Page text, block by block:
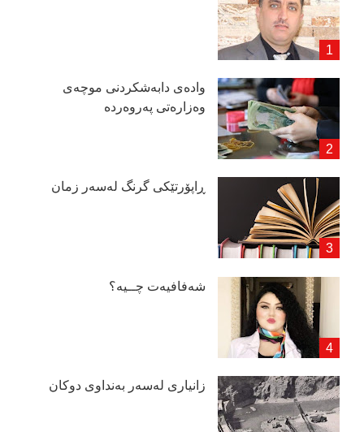
وادەی دابەشكردنی موچەی
وەزارەتی پەروەردە
ڕاپۆرتێكی گرنگ لەسەر زمان
شەفافیەت چــیە؟
زانیاری لەسەر بەنداوی دوكان